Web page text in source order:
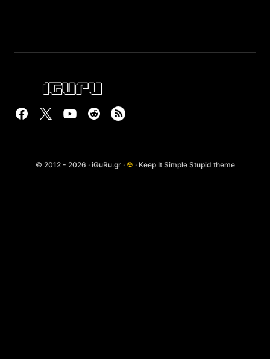
© 2012 - 2026 · iGuRu.gr · ☢ · Keep It Simple Stupid theme